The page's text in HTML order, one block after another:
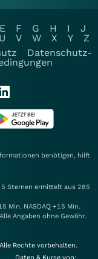
E F G H I
J
U V W X Y
Z
Datenschutz-
benötigen, hilft
Sternen ermittelt aus 285
Min. NASDAQ +15 Min.
Angaben ohne Gewähr.
Rechte vorbehalten.